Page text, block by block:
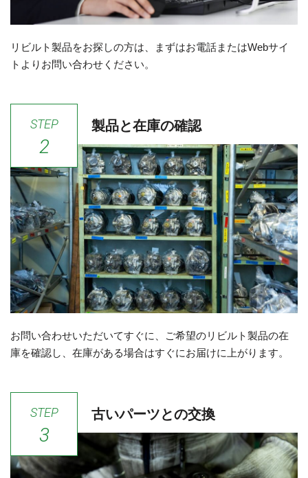
リビルト製品をお探しの方は、まずはお電話またはWebサイ
トよりお問い合わせください。
STEP
2
製品と在庫の確認
お問い合わせいただいてすぐに、ご希望のリビルト製品の在
庫を確認し、在庫がある場合はすぐにお届けに上がります。
STEP
3
古いパーツとの交換